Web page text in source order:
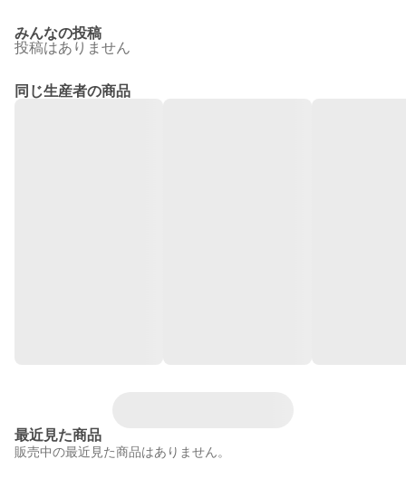
みんなの投稿
投稿はありません
同じ生産者の商品
最近見た商品
販売中の最近見た商品はありません。